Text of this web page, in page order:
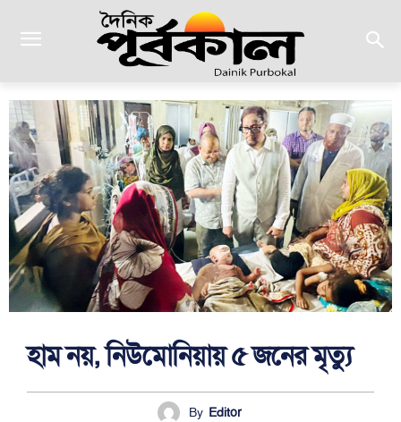
হাম নয়, নিউমোনিয়ায় ৫ জনের মৃত্যু
By Editor